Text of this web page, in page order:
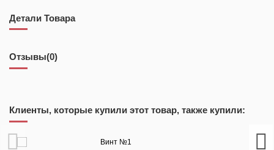
Детали Товара
Отзывы(0)
Клиенты, которые купили этот товар, также купили:
680,00 ₽